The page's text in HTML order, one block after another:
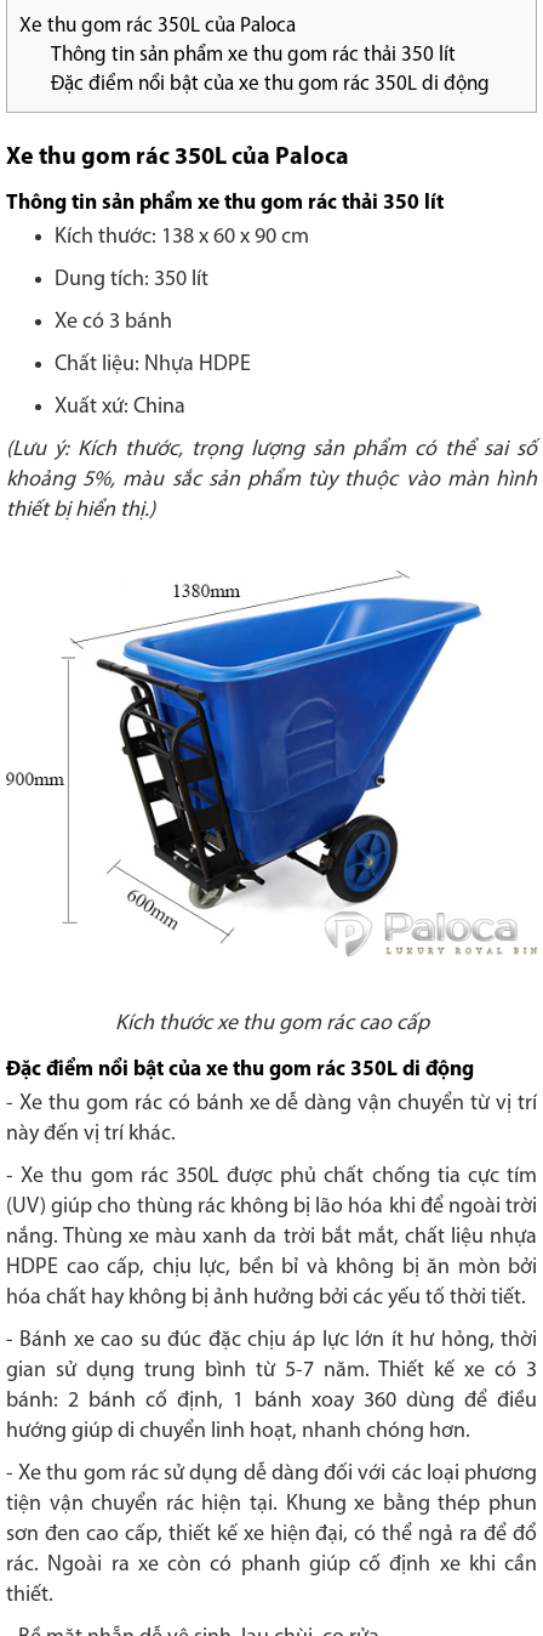
Xe thu gom rác 350L của Paloca
Thông tin sản phẩm xe thu gom rác thải 350 lít
Đặc điểm nổi bật của xe thu gom rác 350L di động
Xe thu gom rác 350L của Paloca
Thông tin sản phẩm xe thu gom rác thải 350 lít
Kích thước: 138 x 60 x 90 cm
Dung tích: 350 lít
Xe có 3 bánh
Chất liệu: Nhựa HDPE
Xuất xứ: China
(Lưu ý: Kích thước, trọng lượng sản phẩm có thể sai số
khoảng 5%, màu sắc sản phẩm tùy thuộc vào màn hình
thiết bị hiển thị.)
Kích thước xe thu gom rác cao cấp
Đặc điểm nổi bật của xe thu gom rác 350L di động
- Xe thu gom rác có bánh xe dễ dàng vận chuyển từ vị trí
này đến vị trí khác.
- Xe thu gom rác 350L được phủ chất chống tia cực tím
(UV) giúp cho thùng rác không bị lão hóa khi để ngoài trời
nắng. Thùng xe màu xanh da trời bắt mắt, chất liệu nhựa
HDPE cao cấp, chịu lực, bền bỉ và không bị ăn mòn bởi
hóa chất hay không bị ảnh hưởng bởi các yếu tố thời tiết.
- Bánh xe cao su đúc đặc chịu áp lực lớn ít hư hỏng, thời
gian sử dụng trung bình từ 5-7 năm. Thiết kế xe có 3
bánh: 2 bánh cố định, 1 bánh xoay 360 dùng để điều
hướng giúp di chuyển linh hoạt, nhanh chóng hơn.
- Xe thu gom rác sử dụng dễ dàng đối với các loại phương
tiện vận chuyển rác hiện tại. Khung xe bằng thép phun
sơn đen cao cấp, thiết kế xe hiện đại, có thể ngả ra để đổ
rác. Ngoài ra xe còn có phanh giúp cố định xe khi cần
thiết.